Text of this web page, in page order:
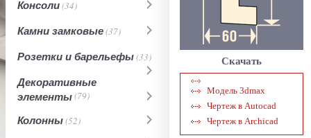
Консоли(34)
Камни замковые(37)
Розетки и барельефы(33)
Декоративные
элементы(79)
Колонны(52)
Скачать
Модель 3dmax
Чертеж в Autocad
Чертеж в Archicad